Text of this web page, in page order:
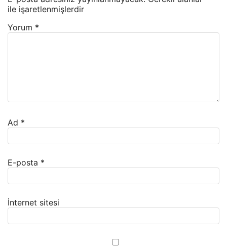
ile işaretlenmişlerdir
Yorum *
Ad *
E-posta *
İnternet sitesi